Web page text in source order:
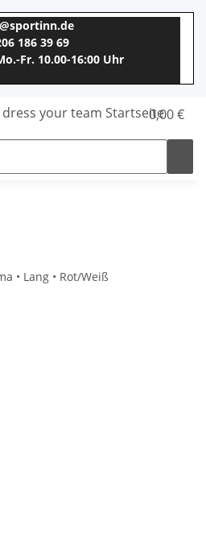
186 39 69
Fr. 10.00-16:00 Uhr
0,00 €